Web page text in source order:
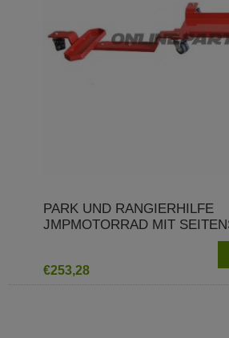
PARK UND RANGIERHILFE
JMPMOTORRAD MIT
€253,28